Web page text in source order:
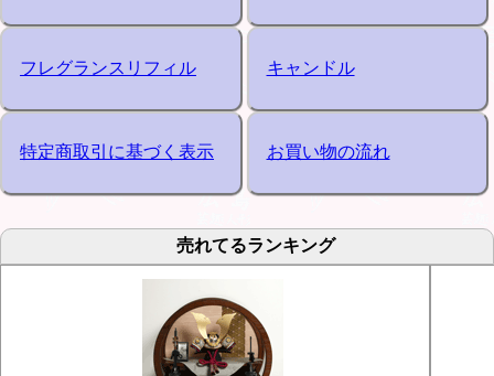
フレグランスリフィル キャンドル
特定商取引に基づく表示 お買い物の流れ
売れてるランキング